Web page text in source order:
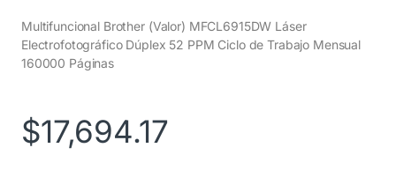
Multifuncional Brother (Valor) MFCL6915DW Láser
Electrofotográfico Dúplex 52 PPM Ciclo de Trabajo Mensual
160000 Páginas
$17,694.17